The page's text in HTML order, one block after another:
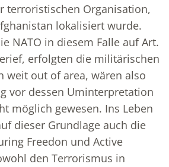
terroristischen Organisation,
lokalisiert wurde.
NATO in diesem Falle auf Art.
erfolgten die militärischen
weit out of area, wären also
vor dessen Uminterpretation
möglich gewesen. Ins Leben
dieser Grundlage auch die
Freedon und Active
den Terrorismus in